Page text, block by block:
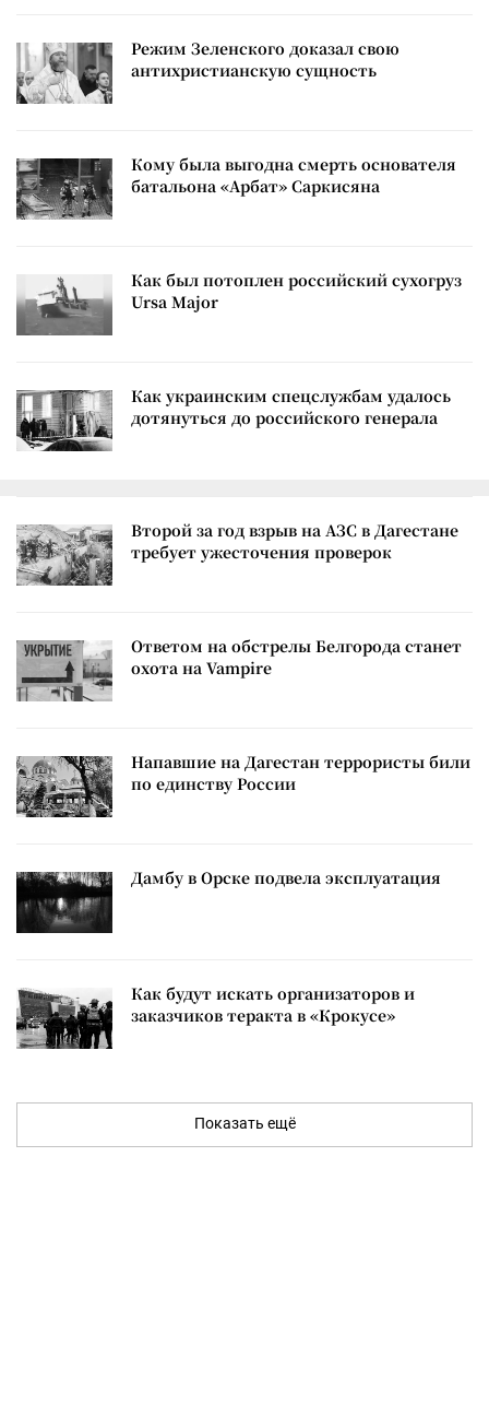
Режим Зеленского доказал свою
антихристианскую сущность
Кому была выгодна смерть основателя
батальона «Арбат» Саркисяна
Как был потоплен российский сухогруз
Ursa Major
Как украинским спецслужбам удалось
дотянуться до российского генерала
Второй за год взрыв на АЗС в Дагестане
требует ужесточения проверок
Ответом на обстрелы Белгорода станет
охота на Vampire
Напавшие на Дагестан террористы били
по единству России
Дамбу в Орске подвела эксплуатация
Как будут искать организаторов и
заказчиков теракта в «Крокусе»
Показать ещё